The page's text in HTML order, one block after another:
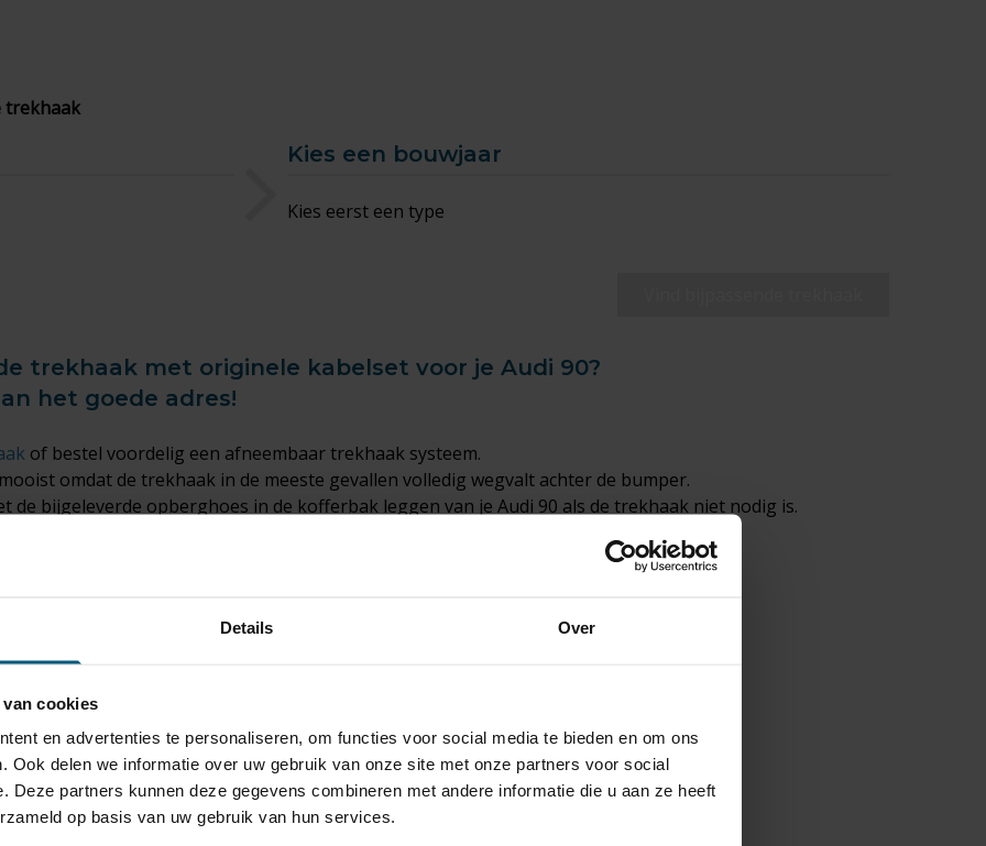
Details Over
cookies
en advertenties te personaliseren, om functies voor social media te bieden en om ons
Ook delen we informatie over uw gebruik van onze site met onze partners voor social
Deze partners kunnen deze gegevens combineren met andere informatie die u aan ze heeft
op basis van uw gebruik van hun services.
trekhaak
Kies een bouwjaar
Kies eerst een type
trekhaak met originele kabelset voor je Audi 90?
het goede adres!
of bestel voordelig een afneembaar trekhaak systeem.
omdat de trekhaak in de meeste gevallen volledig wegvalt achter de bumper.
de bijgeleverde opberghoes in de kofferbak leggen van je Audi 90 als de trekhaak niet nodig is.
Steinhof, Autohak en GDW kunnen wij de voordeligste prijzen bieden.
nagedacht te worden over de trekhaak bekabeling.
probleemloze werking gaat garanderen!
met een paardentrailer of toch de trekhaak gebruikt voor je
op weg.
voorraad vaste enafneembare trekhakenmet bijpassende kabelsets.